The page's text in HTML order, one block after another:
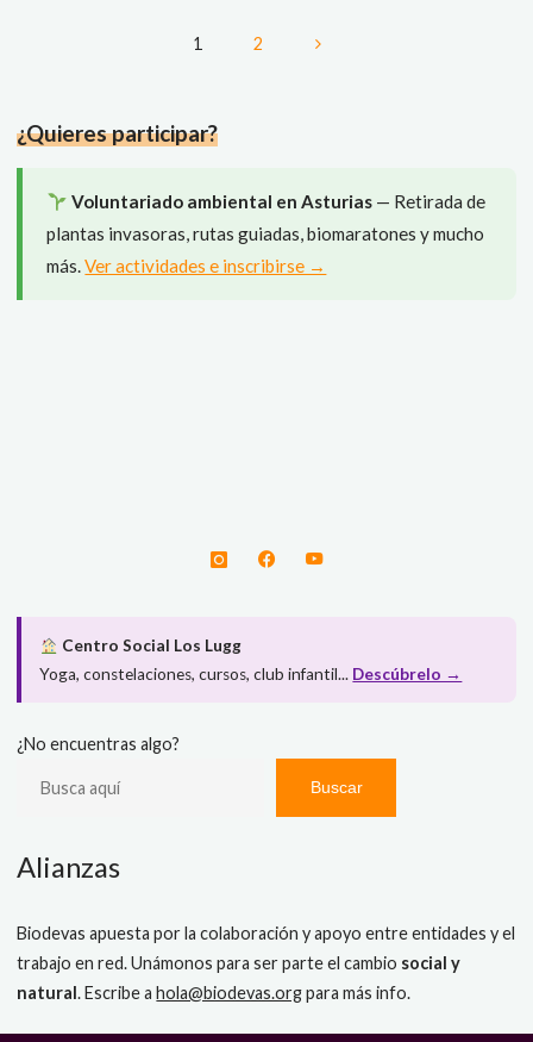
la
los
de
1 2
¿Quieres participar?
Voluntariado ambiental en Asturias— Retirada de
plantas invasoras, rutas guiadas, biomaratones y mucho
más.Ver actividades e inscribirse →
Centro Social Los Lugg
Yoga, constelaciones, cursos, club infantil... Descúbrelo →
¿No encuentras algo?
Buscar
Alianzas
Biodevas apuesta por la colaboración y apoyo entre entidades y el
trabajo en red. Unámonos para ser parte el cambio social y
natural. Escribe ahola@biodevas.orgpara más info.